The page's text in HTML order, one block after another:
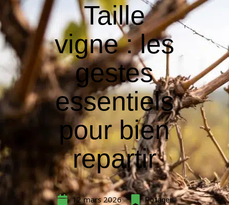
Taille
vigne : les
gestes
essentiels
pour bien
repartir
12 mars 2026 Potager